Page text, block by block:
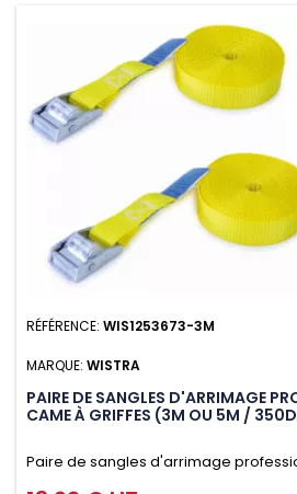
RÉFÉRENCE: WIS1253673-3M
MARQUE: WISTRA
PAIRE DE SANGLES D'ARRIMAGE
CAME À GRIFFES (3M OU 5M /
Paire de sangles d'arrimage